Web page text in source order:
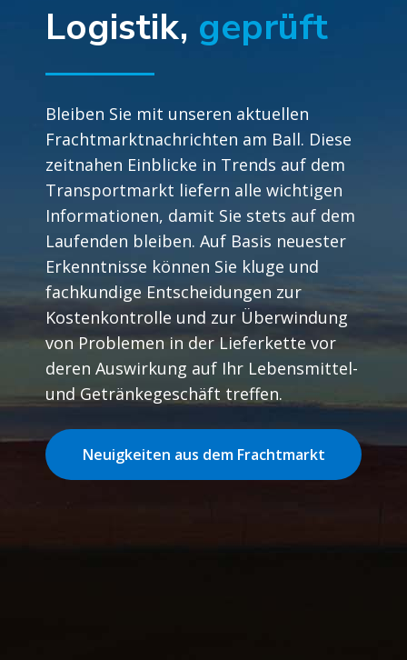
Logistik, geprüft
Bleiben Sie mit unseren aktuellen
Frachtmarktnachrichten am Ball. Diese
zeitnahen Einblicke in Trends auf dem
Transportmarkt liefern alle wichtigen
Informationen, damit Sie stets auf dem
Laufenden bleiben. Auf Basis neuester
Erkenntnisse können Sie kluge und
fachkundige Entscheidungen zur
Kostenkontrolle und zur Überwindung
von Problemen in der Lieferkette vor
deren Auswirkung auf Ihr Lebensmittel-
und Getränkegeschäft treffen.
Neuigkeiten aus dem Frachtmarkt